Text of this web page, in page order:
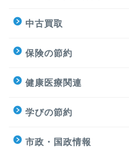
中古買取
保険の節約
健康医療関連
学びの節約
市政・国政情報